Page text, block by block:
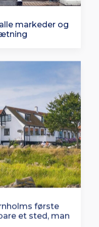
markeder og
første
et sted, man